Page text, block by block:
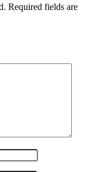
Required fields are